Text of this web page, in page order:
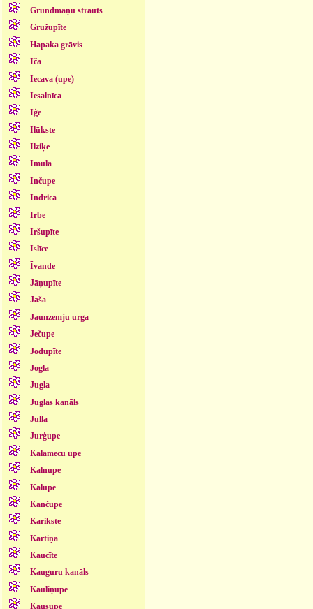
Grundmaņu strauts
Gružupīte
Hapaka grāvis
Iča
Iecava (upe)
Iesalnīca
Iģe
Ilūkste
Ilziķe
Imula
Inčupe
Indrica
Irbe
Iršupīte
Īslīce
Īvande
Jāņupīte
Jaša
Jaunzemju urga
Ječupe
Jodupīte
Jogla
Jugla
Juglas kanāls
Julla
Jurģupe
Kalamecu upe
Kalnupe
Kalupe
Kančupe
Karikste
Kārtiņa
Kaucīte
Kauguru kanāls
Kauliņupe
Kausupe